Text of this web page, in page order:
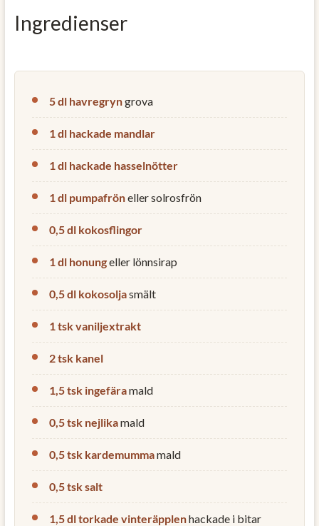
Ingredienser
5 dl havregryngrova
1 dl hackade mandlar
1 dl hackade hasselnötter
1 dl pumpafröneller solrosfrön
0,5 dl kokosflingor
1 dl honungeller lönnsirap
0,5 dl kokosoljasmält
1 tsk vaniljextrakt
2 tsk kanel
1,5 tsk ingefäramald
0,5 tsk nejlikamald
0,5 tsk kardemummamald
0,5 tsk salt
1,5 dl torkade vinteräpplenhackade i bitar